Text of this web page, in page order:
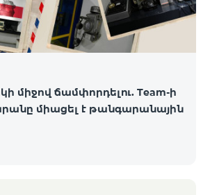
միջով ճամփորդելու. Team-ի
միացել է թանգարանային